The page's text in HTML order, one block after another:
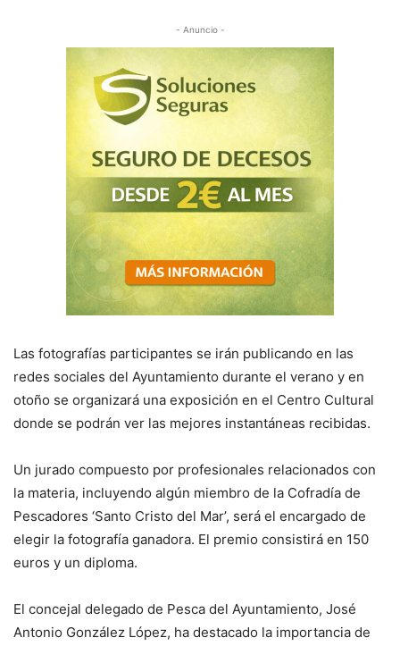
- Anuncio -
Las fotografías participantes se irán publicando en las
redes sociales del Ayuntamiento durante el verano y en
otoño se organizará una exposición en el Centro Cultural
donde se podrán ver las mejores instantáneas recibidas.
Un jurado compuesto por profesionales relacionados con
la materia, incluyendo algún miembro de la Cofradía de
Pescadores ‘Santo Cristo del Mar’, será el encargado de
elegir la fotografía ganadora. El premio consistirá en 150
euros y un diploma.
El concejal delegado de Pesca del Ayuntamiento, José
Antonio González López, ha destacado la importancia de